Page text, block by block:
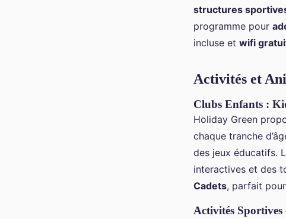
structures
programme pour
incluse et wifi
Activités et
Clubs Enfants :
Holiday Green
chaque tranche
des jeux éducatifs.
interactives et des
Cadets, parfait
Activités Sportives